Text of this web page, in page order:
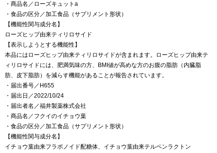
・商品名／ローズキュットa
・食品の区分／加工食品（サプリメント形状）
【機能性関与成分名】
ローズヒップ由来ティリロサイド
【表示しようとする機能性】
本品にはローズヒップ由来ティリロサイドが含まれます。ローズヒップ由来テ
ィリロサイドには、肥満気味の方、BMI値が高めな方のお腹の脂肪（内臓脂
肪、皮下脂肪）を減らす機能があることが報告されています。
・届出番号／H655
・届出日／2022/10/24
・届出者名／福井製薬株式会社
・商品名／フクイのイチョウ葉
・食品の区分／加工食品（サプリメント形状）
【機能性関与成分名】
イチョウ葉由来フラボノイド配糖体、イチョウ葉由来テルペンラクトン